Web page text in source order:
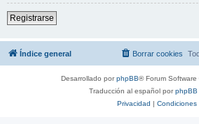
Registrarse
Índice general Borrar cookies
Desarrollado porphpBB® Forum
Traducción al español porphpBB
Privacidad | Condiciones